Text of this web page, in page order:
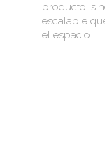
producto,
escalable
el espacio.